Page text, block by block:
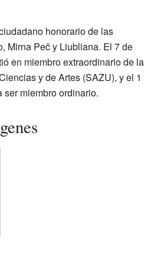
honorario de las
Mirna Peč y Liubliana. El 7 de
en miembro extraordinario de la
y de Artes (SAZU), y el 1
miembro ordinario.